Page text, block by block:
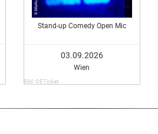
Stand-up Comedy Open Mic
03.09.2026
Wien
Bild: OETicket